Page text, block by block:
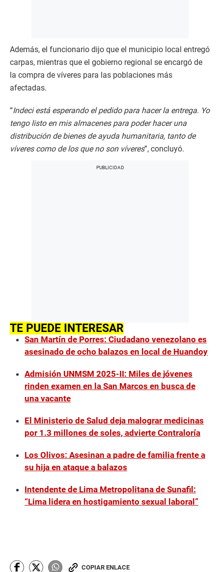
Además, el funcionario dijo que el municipio local entregó
carpas, mientras que el gobierno regional se encargó de
la compra de víveres para las poblaciones más
afectadas.
“Indeci está esperando el pedido para hacer la entrega. Yo
tengo listo en mis almacenes para poder hacer una
distribución de bienes de ayuda humanitaria, tanto de
víveres como de los que no son víveres”, concluyó.
TE PUEDE INTERESAR
San Martín de Porres: Ciudadano venezolano es
asesinado de ocho balazos en local de Huandoy
Admisión UNMSM 2025-II: Miles de jóvenes
rinden examen en la San Marcos en busca de
una vacante
El Ministerio de Salud deja malograr medicinas
por 1.3 millones de soles, advierte Contraloría
Los Olivos: Asesinan a padre de familia frente a
su hija en ataque a balazos
Intendente de Lima Metropolitana de Sunafil:
“Lima lidera en hostigamiento sexual laboral”
COPIAR ENLACE